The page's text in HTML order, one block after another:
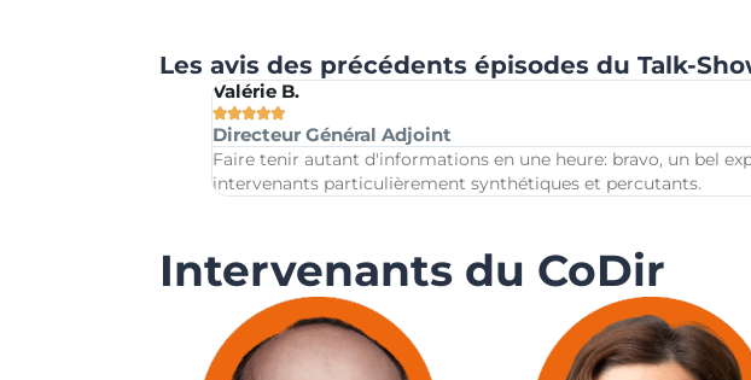
Les avis des précédents épisodes du Talk-
Valérie B.

Directeur Général Adjoint
Faire tenir autant d'informations en une heure: bravo, un bel
intervenants particulièrement synthétiques et percutants.
Intervenants du CoDir